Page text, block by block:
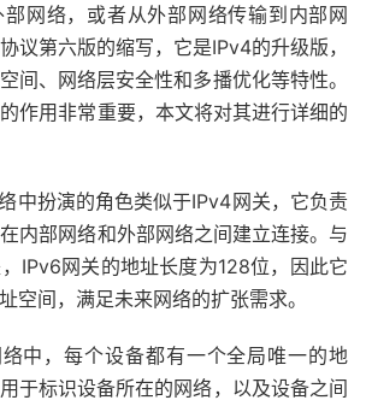
网络，或者从外部网络传输到内部网
议第六版的缩写，它是IPv4的升级版，
间、网络层安全性和多播优化等特性。
作用非常重要，本文将对其进行详细的
中扮演的角色类似于IPv4网关，它负责
内部网络和外部网络之间建立连接。与
IPv6网关的地址长度为128位，因此它
空间，满足未来网络的扩张需求。
中，每个设备都有一个全局唯一的地
于标识设备所在的网络，以及设备之间